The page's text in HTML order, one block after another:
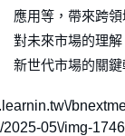
應用等，帶來跨
對未來市場的理
新世代市場的關鍵
05\/img-